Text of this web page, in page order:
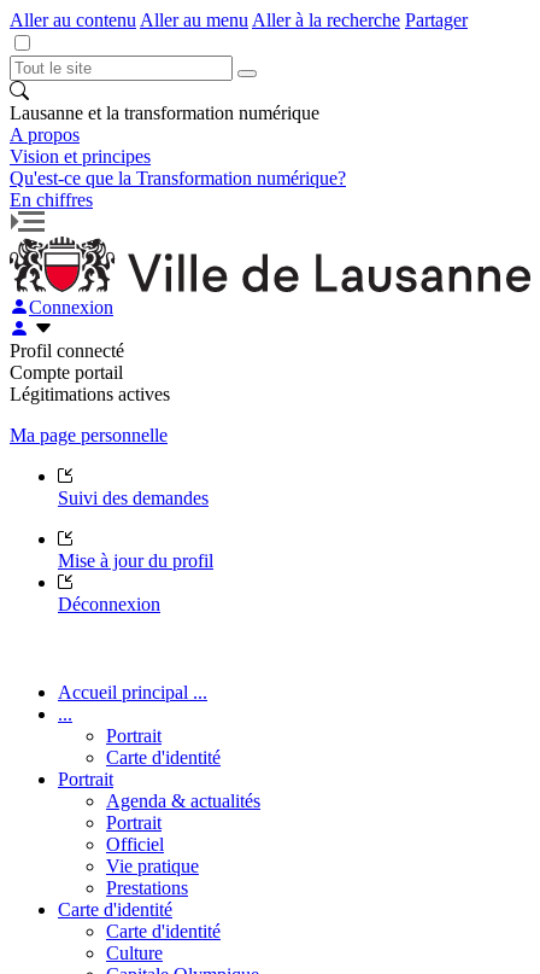
Aller au contenu Aller au menu Aller à la recherche Partager
Lausanne et la transformation numérique
A propos
Vision et principes
Qu'est-ce que la Transformation numérique?
En chiffres
Connexion
Profil connecté
Compte portail
Légitimations actives
Ma page personnelle
Suivi des demandes
Mise à jour du profil
Déconnexion
Accueil principal ...
...
Portrait
Carte d'identité
Portrait
Agenda & actualités
Portrait
Officiel
Vie pratique
Prestations
Carte d'identité
Carte d'identité
Culture